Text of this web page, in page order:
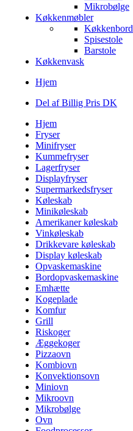
Mikrobølge
Køkkenmøbler
Køkkenbord
Spisestole
Barstole
Køkkenvask
Hjem
Del af Billig Pris DK
Hjem
Fryser
Minifryser
Kummefryser
Lagerfryser
Displayfryser
Supermarkedsfryser
Køleskab
Minikøleskab
Amerikaner køleskab
Vinkøleskab
Drikkevare køleskab
Display køleskab
Opvaskemaskine
Bordopvaskemaskine
Emhætte
Kogeplade
Komfur
Grill
Riskoger
Æggekoger
Pizzaovn
Kombiovn
Konvektionsovn
Miniovn
Mikroovn
Mikrobølge
Ovn